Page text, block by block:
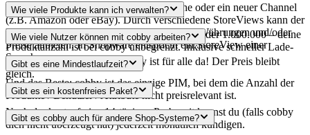
In Magento ist ein StoreView eine Sprache oder ein neuer Channel
(z.B. Amazon oder eBay). Durch verschiedene StoreViews kann der
Händler unterschiedliche Sprachen, Artikel, Währungen und/oder
Preise anbieten. In Shopware entspricht ein StoreView einer
Sprache.
Wie viele Produkte kann ich verwalten?
Ob du 100 Artikel in deinem Shop anbietest oder 1.000.000 – deine
Produktanzahl ist bei cobby unbegrenzt. Inklusive schneller Lade-
und Speicher-Geschwindigkeit.
Und das Beste: cobby ist das einzige PIM, bei dem die Anzahl der
Produkte / Benutzer / Attribute nicht preisrelevant ist.
Wie viele Nutzer können mit cobby arbeiten?
Ob allein oder im Team – cobby ist für alle da! Der Preis bleibt
gleich.
Gibt es eine Mindestlaufzeit?
Nein!
Nach der kostenfreien 14-tägigen Probezeit kannst du (falls cobby
dich nicht überzeugt hat) jederzeit monatlich kündigen.
Gibt es ein kostenfreies Paket?
Du kannst cobby 14 Tage kostenfrei testen.
Gibt es cobby auch für andere Shop-Systeme?